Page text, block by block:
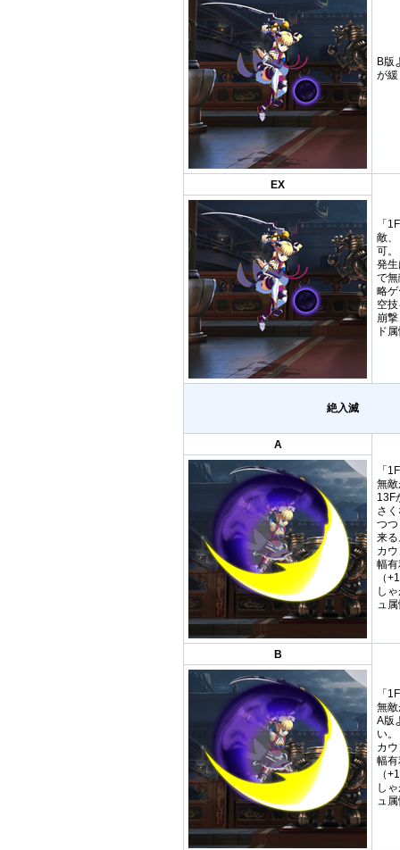
B版
が
EX
「
敵
可。
発
で
略
空
崩
ド
絶入滅
A
「
無
13F
さ
つ
来る
カ
幅
（
し
ュ
B
「
無
A版
い。
カ
幅
（
し
ュ